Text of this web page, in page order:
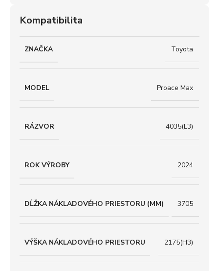
Kompatibilita
ZNAČKA Toyota
MODEL Proace Max
RÁZVOR 4035(L3)
ROK VÝROBY 2024
DĹŽKA NÁKLADOVÉHO PRIESTORU (MM) 3705
VÝŠKA NÁKLADOVÉHO PRIESTORU 2175(H3)